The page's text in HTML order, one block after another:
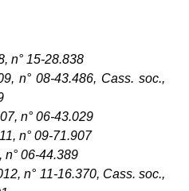
n° 15-28.838
n° 08-43.486, Cass. soc.,
n° 06-43.029
n° 09-71.907
n° 06-44.389
n° 11-16.370, Cass. soc.,